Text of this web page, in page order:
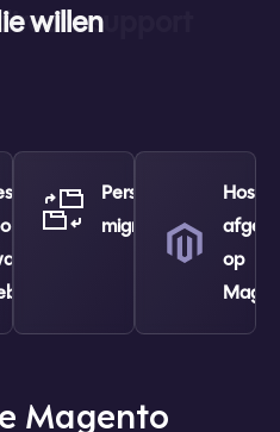
willen
Persoonlijke
migratiebegeleiding
op
Magento